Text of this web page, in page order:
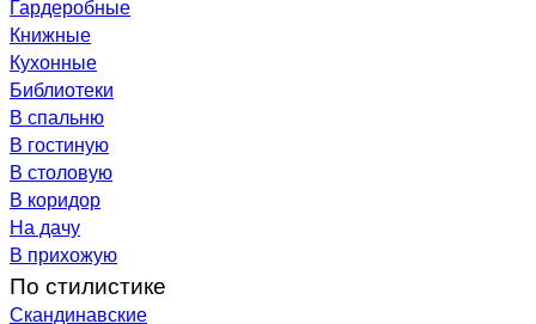
Гардеробные
Книжные
Кухонные
Библиотеки
В спальню
В гостиную
В столовую
В коридор
На дачу
В прихожую
По стилистике
Скандинавские